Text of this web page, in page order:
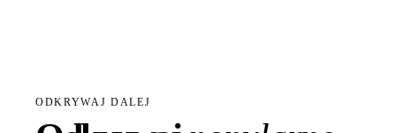
ODKRYWAJ DALEJ